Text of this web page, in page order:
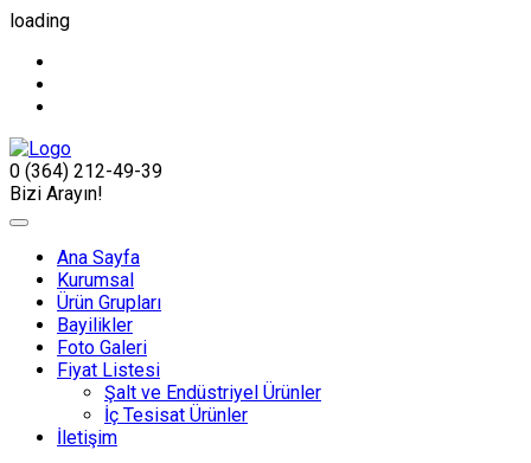
loading
0 (364) 212-49-39
Bizi Arayın!
Ana Sayfa
Kurumsal
Ürün Grupları
Bayilikler
Foto Galeri
Fiyat Listesi
Şalt ve Endüstriyel Ürünler
İç Tesisat Ürünler
İletişim